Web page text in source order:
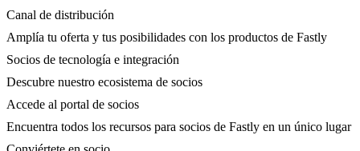
Canal de distribución
Amplía tu oferta y tus posibilidades con los productos de Fastly
Socios de tecnología e integración
Descubre nuestro ecosistema de socios
Accede al portal de socios
Encuentra todos los recursos para socios de Fastly en un único lugar